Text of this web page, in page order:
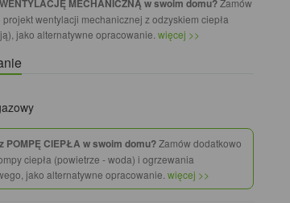
MECHANICZNĄ w swoim domu?Zamów
wentylacji mechanicznej z odzyskiem ciepła
jako alternatywne opracowanie.więcej >>
POMPĘ CIEPŁA w swoim domu?Zamów dodatkowo
ciepła (powietrze - woda) i ogrzewania
jako alternatywne opracowanie.więcej >>